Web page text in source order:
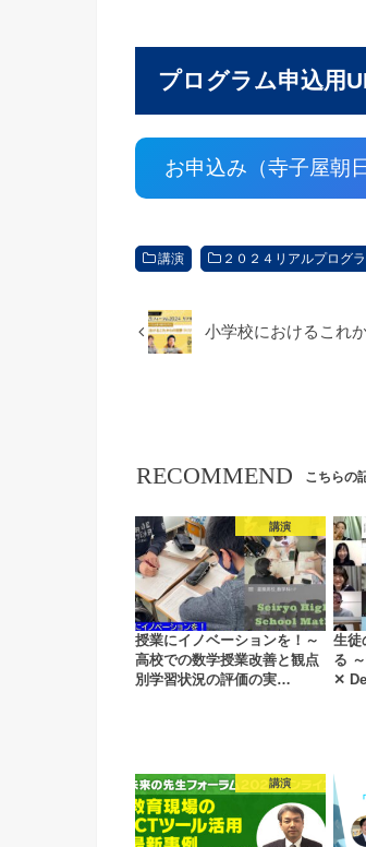
プログラム申込用
お申込み（寺子屋朝
講演 ２０２４リアルプログ
小学校におけるこれ
RECOMMEND こちらの
講演
授業にイノベーションを！～
高校での数学授業改善と観点
別学習状況の評価の実…
生徒
る
✕
講演